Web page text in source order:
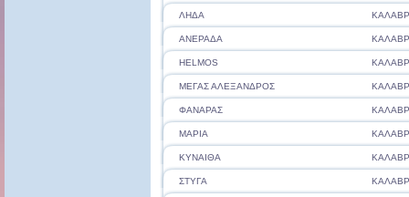
ΛΗΔΑ
ΑΝΕΡΑΔΑ
HELMOS
ΜΕΓΑΣ ΑΛΕΞΑΝΔΡΟΣ
ΦΑΝΑΡΑΣ
ΜΑΡΙΑ
ΚΥΝΑΙΘΑ
ΣΤΥΓΑ